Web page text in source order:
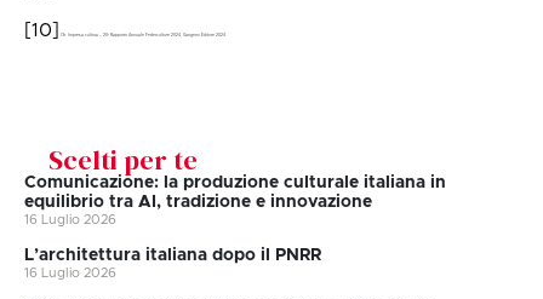
[10] Cfr. Impresa cultura – 20° Rapporto Annuale Federculture 2024, Gangemi Editore 2024
Scelti per te
Comunicazione: la produzione culturale italiana in
equilibrio tra AI, tradizione e innovazione
16 Luglio 2026
L’architettura italiana dopo il PNRR
16 Luglio 2026